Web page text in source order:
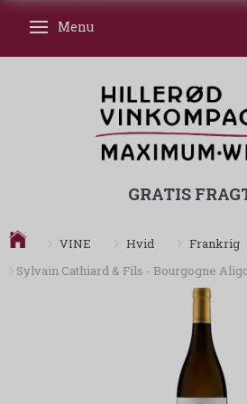
Skifte navigation
Menu
GRATIS
VINE Hvid Frankrig
Sylvain Cathiard & Fils - Bourgogne